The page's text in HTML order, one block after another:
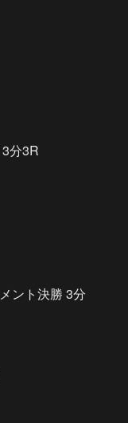
分3R
ント決勝 3分